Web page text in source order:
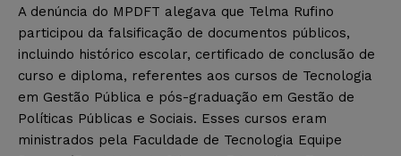
A denúncia do MPDFT alegava que Telma Rufino
participou da falsificação de documentos públicos,
incluindo histórico escolar, certificado de conclusão de
curso e diploma, referentes aos cursos de Tecnologia
em Gestão Pública e pós-graduação em Gestão de
Políticas Públicas e Sociais. Esses cursos eram
ministrados pela Faculdade de Tecnologia Equipe